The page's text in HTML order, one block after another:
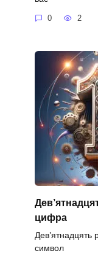
0 2
цифра
Дев’ятнадцять
символ